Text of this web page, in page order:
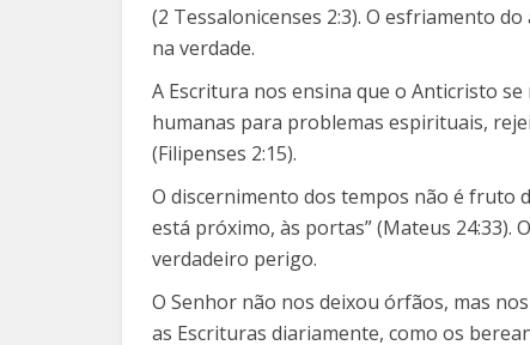
(2 Tessalonicenses 2:3). O esfriamento
na verdade.
A Escritura nos ensina que o Anticristo
humanas para problemas espirituais,
(Filipenses 2:15).
O discernimento dos tempos não é fruto
está próximo, às portas” (Mateus 24:33).
verdadeiro perigo.
O Senhor não nos deixou órfãos, mas
as Escrituras diariamente, como os